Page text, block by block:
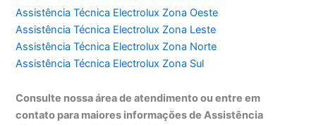
Assistência Técnica Electrolux Zona Oeste
Assistência Técnica Electrolux Zona Leste
Assistência Técnica Electrolux Zona Norte
Assistência Técnica Electrolux Zona Sul
Consulte nossa área de atendimento ou entre em
contato para maiores informações de Assistência